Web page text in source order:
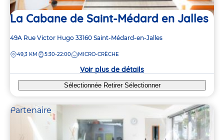
La Cabane de Saint-Médard en Jalles
Adresse
la
49A Rue Victor Hugo 33160 Saint-Médard-en-Jalles
DISTANCE
49,3 KM 5:30-22:00 MICRO-CRÈCHE
Voir plus de détails
Sélectionnée Retirer Sélectionner
Partenaire